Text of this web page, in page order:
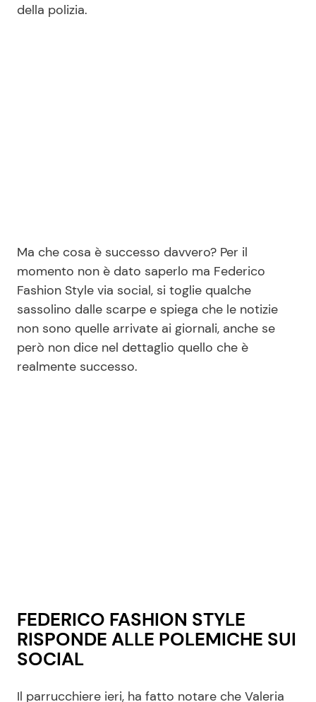
Pubblicità
della polizia.
Ma che cosa è successo davvero? Per il
momento non è dato saperlo ma Federico
Fashion Style via social, si toglie qualche
sassolino dalle scarpe e spiega che le notizie
non sono quelle arrivate ai giornali, anche se
però non dice nel dettaglio quello che è
realmente successo.
FEDERICO FASHION STYLE
RISPONDE ALLE POLEMICHE SUI
SOCIAL
Il parrucchiere ieri, ha fatto notare che Valeria